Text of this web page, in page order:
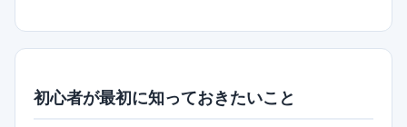
初心者が最初に知っておきたいこと